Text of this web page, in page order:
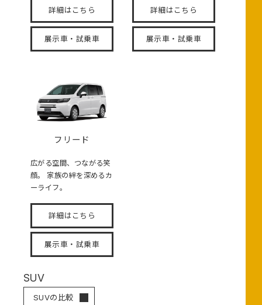
詳細はこちら
展示車・試乗車
詳細はこちら
展示車・試乗車
フリード
広がる空間、つながる笑
顔。 家族の絆を深めるカ
ーライフ。
詳細はこちら
展示車・試乗車
SUV
SUVの比較